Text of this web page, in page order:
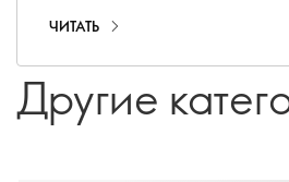
эксперт по уходу за кожей
актуальные вопросы о Novage+!
ЧИТАТЬ
Другие